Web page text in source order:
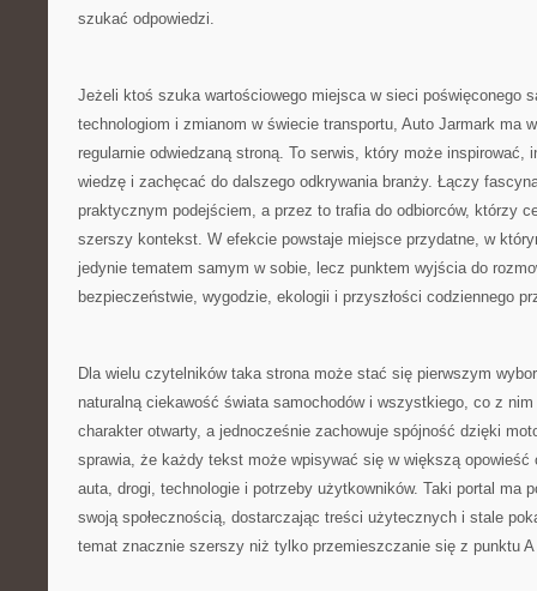
szukać odpowiedzi.
Jeżeli ktoś szuka wartościowego miejsca w sieci poświęconego
technologiom i zmianom w świecie transportu, Auto Jarmark ma
regularnie odwiedzaną stroną. To serwis, który może inspirować,
wiedzę i zachęcać do dalszego odkrywania branży. Łączy
praktycznym podejściem, a przez to trafia do odbiorców, którzy
szerszy kontekst. W efekcie powstaje miejsce przydatne, w
jedynie tematem samym w sobie, lecz punktem wyjścia do
bezpieczeństwie, wygodzie, ekologii i przyszłości codziennego
Dla wielu czytelników taka strona może stać się pierwszym
naturalną ciekawość świata samochodów i wszystkiego, co z
charakter otwarty, a jednocześnie zachowuje spójność dzięki
sprawia, że każdy tekst może wpisywać się w większą
auta, drogi, technologie i potrzeby użytkowników. Taki portal ma
swoją społecznością, dostarczając treści użytecznych i stale
temat znacznie szerszy niż tylko przemieszczanie się z punktu